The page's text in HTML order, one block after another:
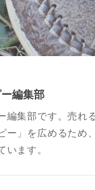
編集部
編集部です。売れ
ー」を広めるため
います。